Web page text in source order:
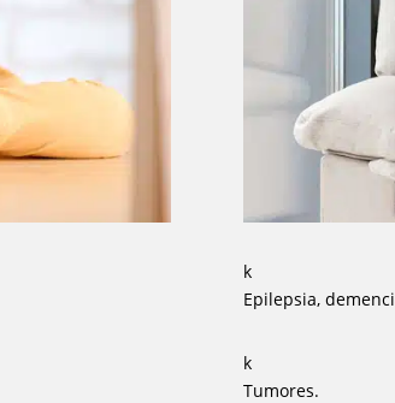
k
Epilepsia,
k
Tumores.